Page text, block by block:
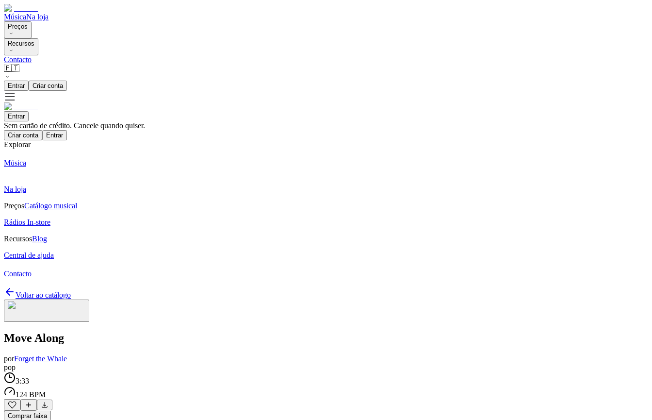
MúsicaNa loja
Preços
Recursos
Contacto
🇵🇹
Entrar Criar conta
Entrar
Sem cartão de crédito. Cancele quando quiser.
Criar conta Entrar
Explorar
Música
Na loja
PreçosCatálogo musical
Rádios In-store
RecursosBlog
Central de ajuda
Contacto
Voltar ao catálogo
Move Along
porForget the Whale
pop
3:33
124 BPM
Comprar faixa